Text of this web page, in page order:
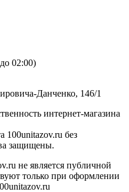
02:00)
Данченко, 146/1
интернет-магазина
100unitazov.ru без
защищены.
не является публичной
только при оформлении